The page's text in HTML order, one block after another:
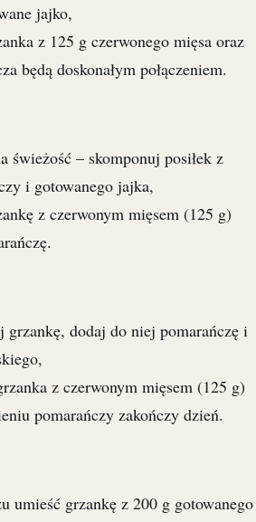
jajko,
z 125 g czerwonego mięsa oraz
będą doskonałym połączeniem.
świeżość – skomponuj posiłek z
i gotowanego jajka,
z czerwonym mięsem (125 g)
grzankę, dodaj do niej pomarańczę i
z czerwonym mięsem (125 g)
pomarańczy zakończy dzień.
umieść grzankę z 200 g gotowanego